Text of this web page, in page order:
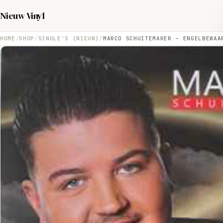
Nieuw Vinyl
HOME SHOP SINGLE'S (NIEUW) MARCO SCHUITEMAKER –